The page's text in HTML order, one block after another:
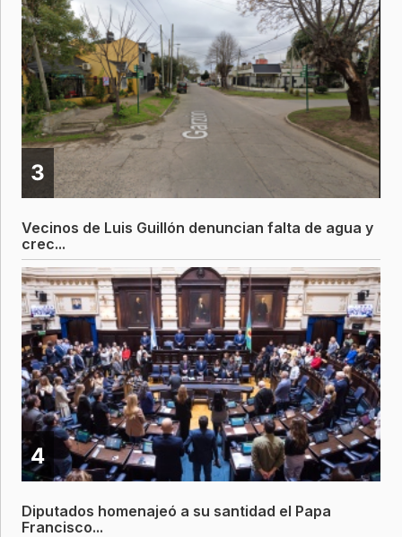
3
Vecinos de Luis Guillón denuncian falta de agua y
crec...
4
Diputados homenajeó a su santidad el Papa
Francisco...